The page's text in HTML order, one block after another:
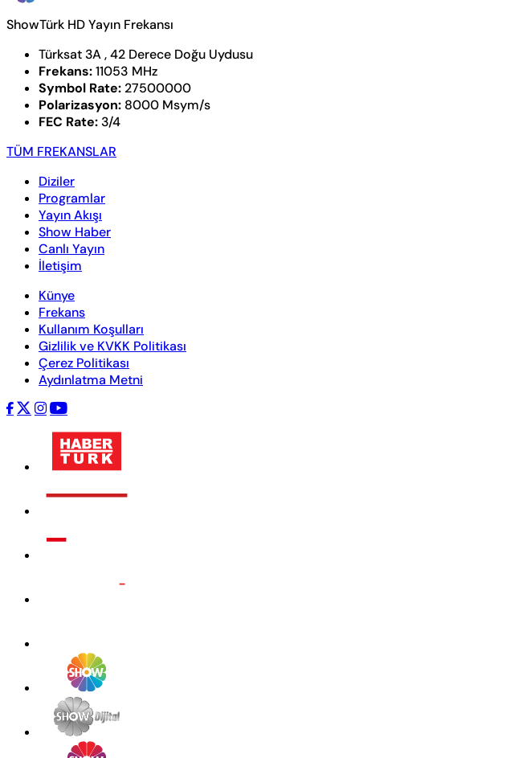
ShowTürk HD Yayın Frekansı
Türksat 3A , 42 Derece Doğu Uydusu
Frekans:11053 MHz
Symbol Rate: 27500000
Polarizasyon: 8000 Msym/s
FEC Rate: 3/4
TÜM FREKANSLAR
Diziler
Programlar
Yayın Akışı
Show Haber
Canlı Yayın
İletişim
Künye
Frekans
Kullanım Koşulları
Gizlilik ve KVKK Politikası
Çerez Politikası
Aydınlatma Metni